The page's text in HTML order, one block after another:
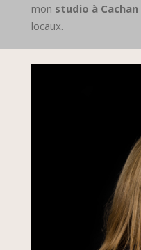
mon studio à Cachan
locaux.